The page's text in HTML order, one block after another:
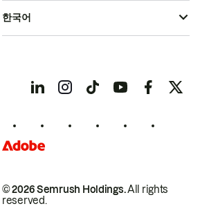
© 2026 Semrush Holdings.All rights
reserved.
한국어